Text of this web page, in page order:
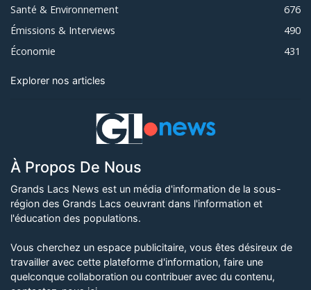
Santé & Environnement
676
Émissions & Interviews
490
Économie
431
Explorer nos articles
À Propos De Nous
Grands Lacs News est un média d'information de la sous-
région des Grands Lacs oeuvrant dans l'information et
l'éducation des populations.
Vous cherchez un espace publicitaire, vous êtes désireux de
travailler avec cette plateforme d'information, faire une
quelconque collaboration ou contribuer avec du contenu,